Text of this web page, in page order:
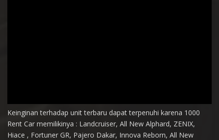
Keinginan terhadap unit terbaru dapat terpenuhi karena 1000
Rent Car memilikinya : Landcruiser, All New Alphard, ZENIX,
Hiace , Fortuner GR, Pajero Dakar, Innova Reborn, All New